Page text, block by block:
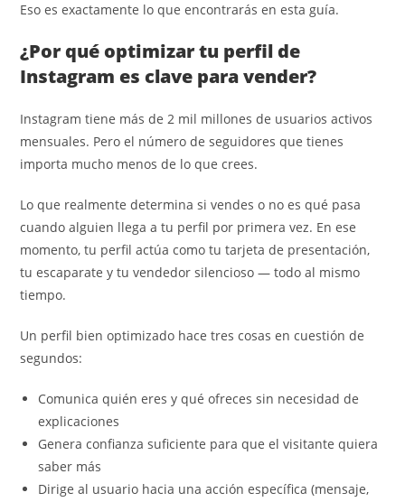
Eso es exactamente lo que encontrarás en esta guía.
¿Por qué optimizar tu perfil de
Instagram es clave para vender?
Instagram tiene más de 2 mil millones de usuarios activos
mensuales. Pero el número de seguidores que tienes
importa mucho menos de lo que crees.
Lo que realmente determina si vendes o no es qué pasa
cuando alguien llega a tu perfil por primera vez. En ese
momento, tu perfil actúa como tu tarjeta de presentación,
tu escaparate y tu vendedor silencioso — todo al mismo
tiempo.
Un perfil bien optimizado hace tres cosas en cuestión de
segundos:
Comunica quién eres y qué ofreces sin necesidad de
explicaciones
Genera confianza suficiente para que el visitante quiera
saber más
Dirige al usuario hacia una acción específica (mensaje,